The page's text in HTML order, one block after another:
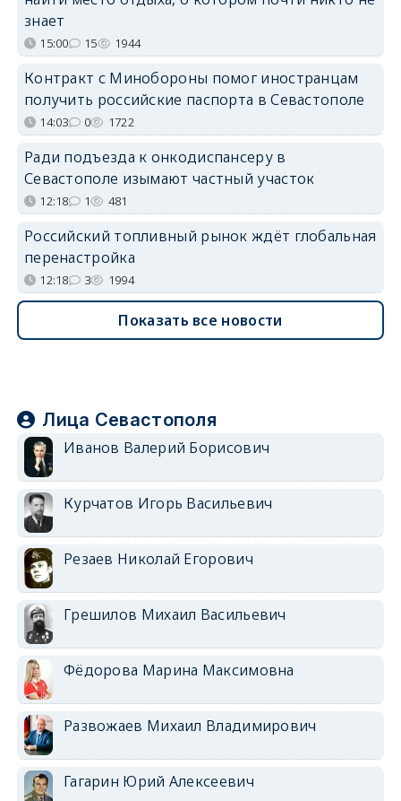
знает
15:00 15 1944
Контракт с Минобороны помог иностранцам
получить российские паспорта в Севастополе
14:03 0 1722
Ради подъезда к онкодиспансеру в
Севастополе изымают частный участок
12:18 1 481
Российский топливный рынок ждёт глобальная
перенастройка
12:18 3 1994
Показать все новости
Лица Севастополя
Иванов Валерий Борисович
Курчатов Игорь Васильевич
Резаев Николай Егорович
Грешилов Михаил Васильевич
Фёдорова Марина Максимовна
Развожаев Михаил Владимирович
Гагарин Юрий Алексеевич